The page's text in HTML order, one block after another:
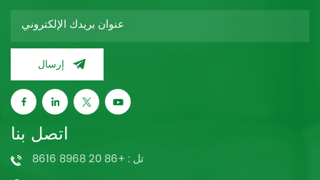
إرسال
اتصل بنا
تل : +86 20 8968 8616